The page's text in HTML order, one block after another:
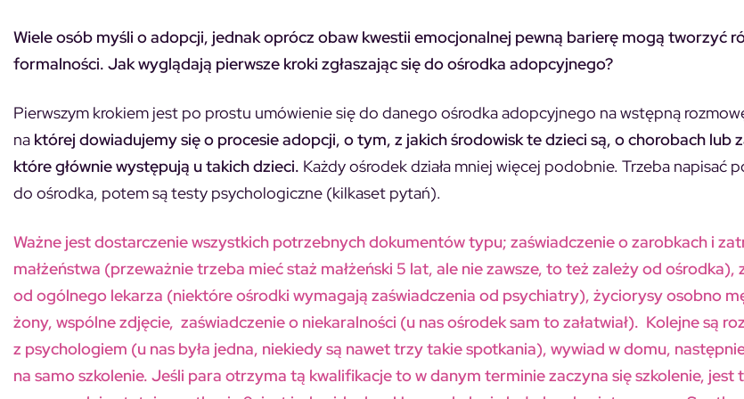
Wiele osób myśli o adopcji, jednak oprócz obaw kwestii emocjonalnej pewną barierę mogą tworzyć
formalności. Jak wyglądają pierwsze kroki zgłaszając się do ośrodka adopcyjnego?
Pierwszym krokiem jest po prostu umówienie się do danego ośrodka adopcyjnego na wstępną
na której dowiadujemy się o procesie adopcji, o tym, z jakich środowisk te dzieci są, o chorobach lub
które głównie występują u takich dzieci. Każdy ośrodek działa mniej więcej podobnie. Trzeba napisać
do ośrodka, potem są testy psychologiczne (kilkaset pytań).
Ważne jest dostarczenie wszystkich potrzebnych dokumentów typu; zaświadczenie o zarobkach i
małżeństwa (przeważnie trzeba mieć staż małżeński 5 lat, ale nie zawsze, to też zależy od ośrodka),
od ogólnego lekarza (niektóre ośrodki wymagają zaświadczenia od psychiatry), życiorysy osobno
żony, wspólne zdjęcie, zaświadczenie o niekaralności (u nas ośrodek sam to załatwiał). Kolejne są
z psychologiem (u nas była jedna, niekiedy są nawet trzy takie spotkania), wywiad w domu,
na samo szkolenie. Jeśli para otrzyma tą kwalifikacje to w danym terminie zaczyna się szkolenie, jest